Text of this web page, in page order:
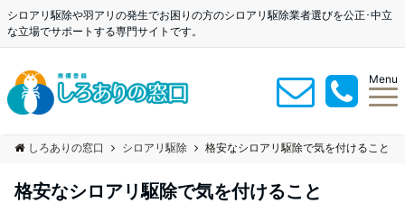
シロアリ駆除や羽アリの発生でお困りの方のシロアリ駆除業者選びを公正･中立
な立場でサポートする専門サイトです。
Menu
しろありの窓口 シロアリ駆除 格安なシロアリ駆除で気を付けること
格安なシロアリ駆除で気を付けること